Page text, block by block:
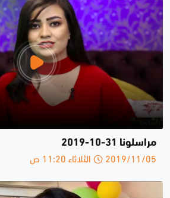
مراسلونا 31-10-2019
2019/11/05 الثلاثاء 11:20 ص